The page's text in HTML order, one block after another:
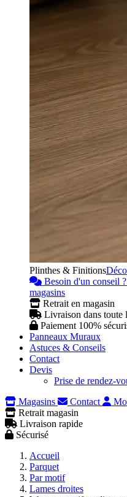
Plinthes & Finitions
Besoin d'un conseil ?
magasins
Retrait en magasin
Livraison dans toute
Paiement 100%
Panneaux Muraux
Astuces & Conseils
Contact
Devis
Prise de rendez-
Magasins
Contact
Retrait magasin
Livraison rapide
Sécurisé
Accueil
Parquet
Par motif
Lames droites